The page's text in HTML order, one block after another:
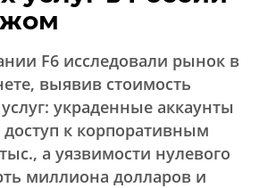
F6 исследовали рынок в
выявив стоимость
украденные аккаунты
доступ к корпоративным
а уязвимости нулевого
миллиона долларов и